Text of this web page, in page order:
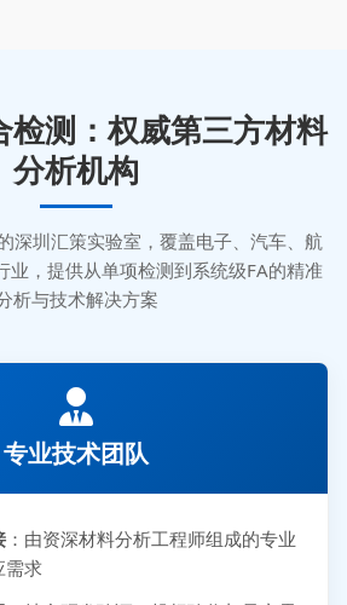
检测：权威第三方材料
分析机构
深圳汇策实验室，覆盖电子、汽车、航
业，提供从单项检测到系统级FA的精准
析与技术解决方案
专业技术团队
：由资深材料分析工程师组成的专业
需求